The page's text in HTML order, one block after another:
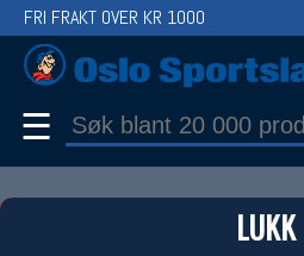
LUKK
FRI FRAKT OVER KR 1000
☰
PRODUKT
Produkter (1)